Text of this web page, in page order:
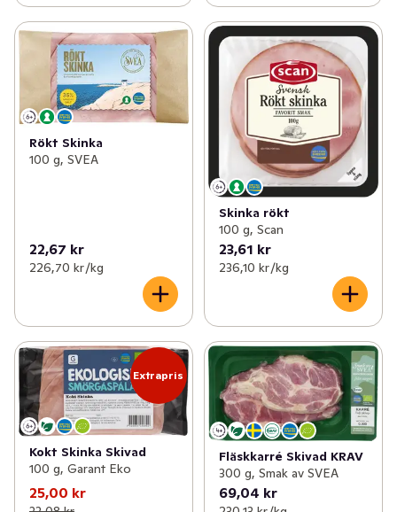
Rökt Skinka
100 g, SVEA
22,67 kr
226,70 kr /kg
Skinka rökt
100 g, Scan
23,61 kr
236,10 kr /kg
Extrapris
Kokt Skinka Skivad
100 g, Garant Eko
25,00 kr
Fläskkarré Skivad KRAV
300 g, Smak av SVEA
69,04 kr